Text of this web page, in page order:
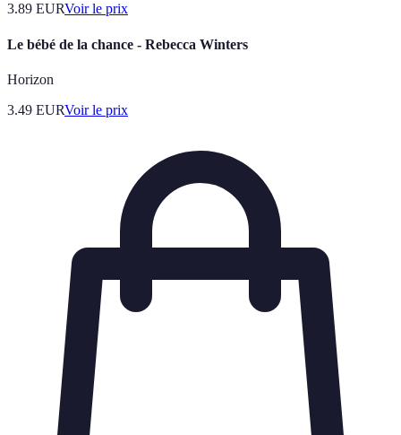
3.89 EURVoir le prix
Le bébé de la chance - Rebecca Winters
Horizon
3.49 EURVoir le prix